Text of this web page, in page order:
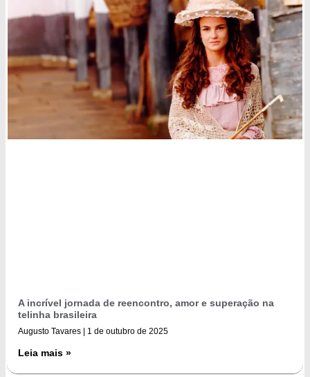
A incrível jornada de reencontro, amor e superação na
telinha brasileira
Augusto Tavares 1 de outubro de 2025
Leia mais »